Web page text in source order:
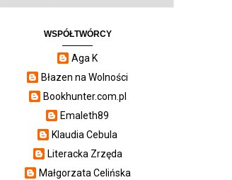
WSPÓŁTWÓRCY
Aga K
Błazen na Wolności
Bookhunter.com.pl
Emaleth89
Klaudia Cebula
Literacka Zrzęda
Małgorzata Celińska